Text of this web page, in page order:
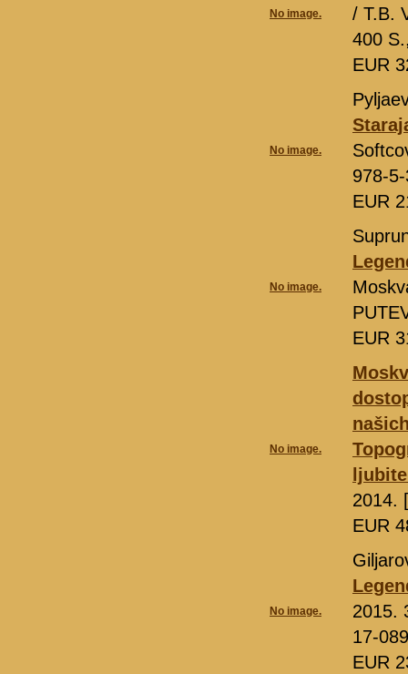
No image.
/ T.B.
400
EUR
No image.
978-
EUR
No image.
EUR
No image.
2014.
EUR
No image.
2015.
17-
EUR